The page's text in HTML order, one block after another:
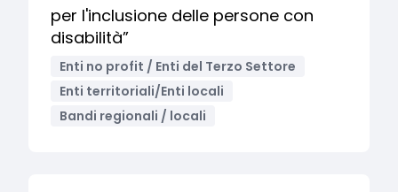
per l'inclusione delle persone con
disabilità”
Enti no profit / Enti del Terzo Settore
Enti territoriali/Enti locali
Bandi regionali / locali